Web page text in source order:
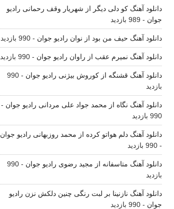
دانلود آهنگ کو دلی دیگر از شهریار وقف رحمانی رادیو
جوان - 989 بازدید
دانلود آهنگ حیف من بود از نوان رادیو جوان - 990 بازدید
دانلود آهنگ نمیرم عقب از راوان رادیو جوان - 990 بازدید
دانلود آهنگ قشنگه از کوروش بیژنی رادیو جوان
- 990
بازدید
دانلود آهنگ نگاه از محمد جواد علی مردانی رادیو جوان -
990 بازدید
دانلود آهنگ دلم هواتو کرده از محمد روزبهانی رادیو جوان
- 990 بازدید
دانلود آهنگ متاسفانه از مجید رضوی رادیو جوان
- 990
بازدید
دانلود آهنگ نازنینا بر لبت رنگی چنین دلکش نزن رادیو
جوان - 990 بازدید